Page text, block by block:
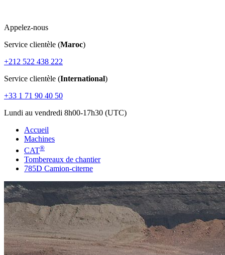
Appelez-nous
Service clientèle (Maroc)
+212 522 438 222
Service clientèle (International)
+33 1 71 90 40 50
Lundi au vendredi 8h00-17h30 (UTC)
Accueil
Machines
CAT®
Tombereaux de chantier
785D Camion-citerne